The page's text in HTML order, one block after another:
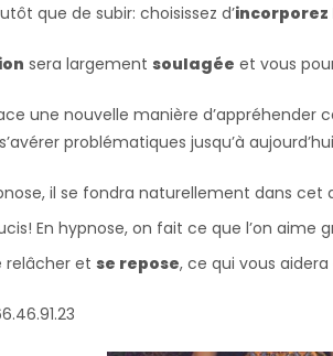
que de subir: choisissez d’incorporez
sera largement soulagée et vous
une nouvelle manière
problématiques jusqu’à
il se fondra naturellement dans
En hypnose, on fait ce que l’on
relâcher et se repose, ce qui vous